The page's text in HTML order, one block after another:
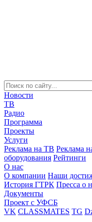
Новости
ТВ
Радио
Программа
Проекты
Услуги
Реклама на ТВ Реклама
оборудования Рейтинги
О нас
О компании Наши
История ГТРК Пресса о
Документы
Проект с УФСБ
VK CLASSMATES TG